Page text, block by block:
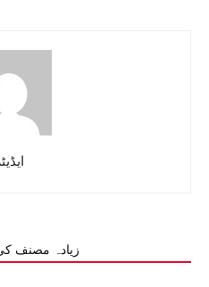
زیادہ مصنف